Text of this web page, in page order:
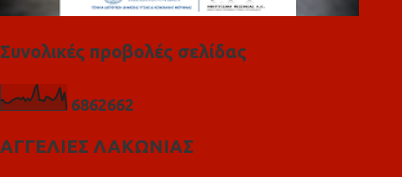
Συνολικές προβολές σελίδας
6862662
ΑΓΓΕΛΙΕΣ ΛΑΚΩΝΙΑΣ